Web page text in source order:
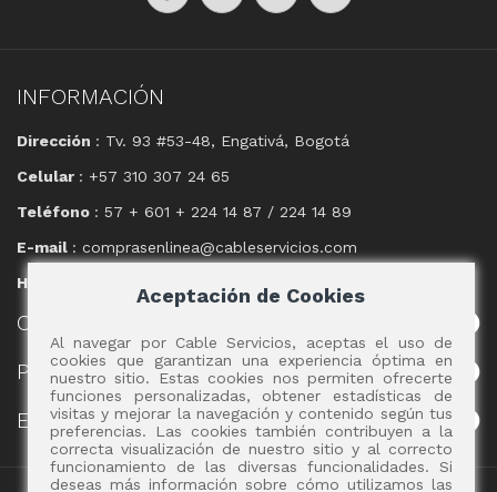
INFORMACIÓN
Dirección : Tv. 93 #53-48, Engativá, Bogotá
Celular : +57 310 307 24 65
Teléfono : 57 + 601 + 224 14 87 / 224 14 89
E-mail : comprasenlinea@cableservicios.com
Horario
CABLE
POLÍTICAS
EVENTOS
Aceptación de Cookies
Al navegar por Cable Servicios, aceptas el uso de
cookies que garantizan una experiencia óptima en
nuestro sitio. Estas cookies nos permiten ofrecerte
funciones personalizadas, obtener estadísticas de
visitas y mejorar la navegación y contenido según tus
preferencias. Las cookies también contribuyen a la
correcta visualización de nuestro sitio y al correcto
funcionamiento de las diversas funcionalidades. Si
deseas más información sobre cómo utilizamos las